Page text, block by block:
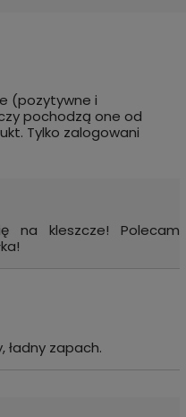
(pozytywne i
pochodzą one od
Tylko zalogowani
na kleszcze! Polecam
ładny zapach.